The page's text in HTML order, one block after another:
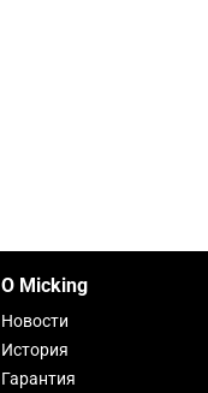
О Micking
Новости
История
Гарантия